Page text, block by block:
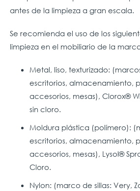
antes de la limpieza a gran escala.
Se recomienda el uso de los
limpieza en el mobiliario de la
Metal, liso, texturizado:
escritorios, almacenamiento,
accesorios, mesas), Clorox®
sin cloro.
Moldura plástica (polímero):
escritorios, almacenamiento,
accesorios, mesas), Lysol®
Cloro.
Nylon: (marco de sillas: Very,